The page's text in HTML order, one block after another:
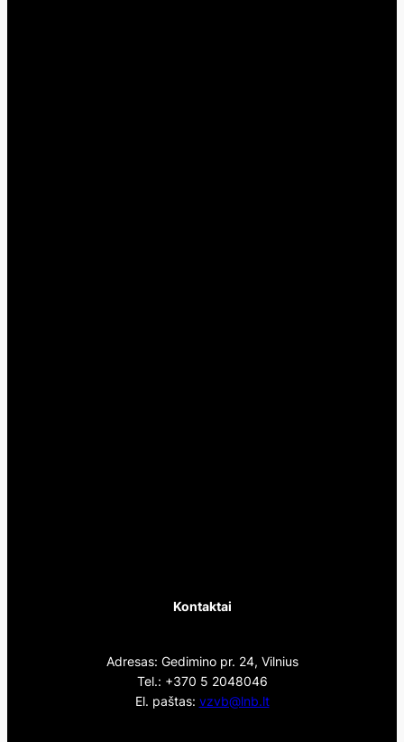
Kontaktai
Adresas: Gedimino pr. 24, Vilnius
Tel.: +370 5 2048046
El. paštas: vzvb@lnb.lt